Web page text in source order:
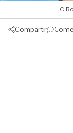
JC
Compartir